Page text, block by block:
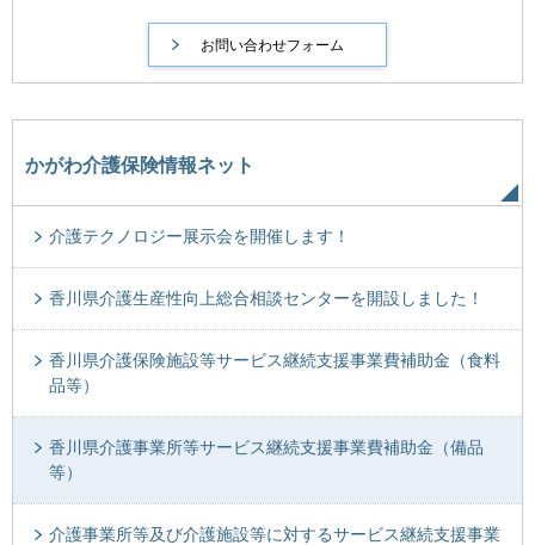
かがわ介護保険情報ネット
介護テクノロジー展示会を開催します！
香川県介護生産性向上総合相談センターを開設しました！
香川県介護保険施設等サービス継続支援事業費補助金（食料
品等）
香川県介護事業所等サービス継続支援事業費補助金（備品
等）
介護事業所等及び介護施設等に対するサービス継続支援事業